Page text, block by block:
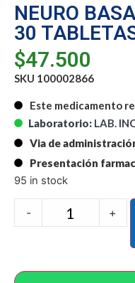
NEURO
30
$47.500
SKU 100002866
Este medicamento
Laboratorio: LAB.
Via de
Presentación
95 in stock
- +